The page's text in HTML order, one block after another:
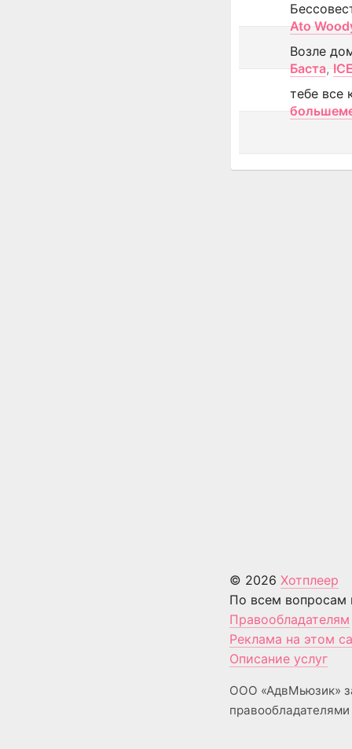
Ato
Возле
Баста,
тебе все
© 2026 Хотплеер
По всем вопросам
Правообладателям
Реклама на этом
Описание услуг
ООО «АдвМьюзик»